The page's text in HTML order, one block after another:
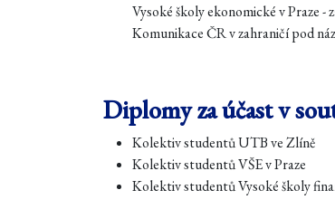
Vysoké školy ekonomické v Praze
Komunikace ČR v zahraničí pod
Diplomy za účast v
Kolektiv studentů UTB ve Zlíně
Kolektiv studentů VŠE v Praze
Kolektiv studentů Vysoké školy